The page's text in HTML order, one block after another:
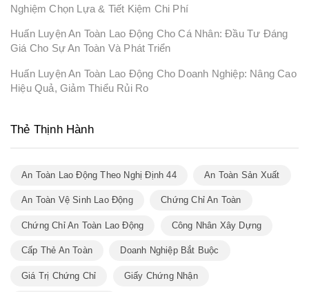
Nghiệm Chọn Lựa & Tiết Kiệm Chi Phí
Huấn Luyện An Toàn Lao Động Cho Cá Nhân: Đầu Tư Đáng
Giá Cho Sự An Toàn Và Phát Triển
Huấn Luyện An Toàn Lao Động Cho Doanh Nghiệp: Nâng Cao
Hiệu Quả, Giảm Thiểu Rủi Ro
Thẻ Thịnh Hành
An Toàn Lao Động Theo Nghị Định 44 An Toàn Sản Xuất
An Toàn Vệ Sinh Lao Động Chứng Chỉ An Toàn
Chứng Chỉ An Toàn Lao Động Công Nhân Xây Dựng
Cấp Thẻ An Toàn Doanh Nghiệp Bắt Buộc
Giá Trị Chứng Chỉ Giấy Chứng Nhận